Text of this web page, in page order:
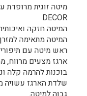
DECOR
המיטה חזקה
המיטה מתאימה למזרן 140/190 ס"מ
ראש מיטה עם תיפורי
ארגז מצעים מרווח,
בוכנות להרמה קלה